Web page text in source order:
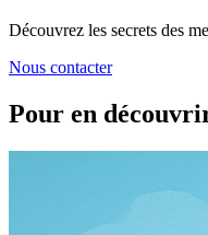
Découvrez les secrets des
Nous contacter
Pour en